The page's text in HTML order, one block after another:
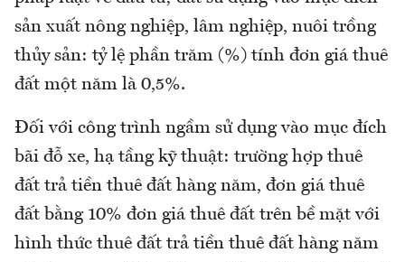
sản xuất nông nghiệp, lâm nghiệp, nuôi trồng
thủy sản: tỷ lệ phần trăm (%) tính đơn giá thuê
đất một năm là 0,5%.
Đối với công trình ngầm sử dụng vào mục đích
bãi đỗ xe, hạ tầng kỹ thuật: trường hợp thuê
đất trả tiền thuê đất hàng năm, đơn giá thuê
đất bằng 10% đơn giá thuê đất trên bề mặt với
hình thức thuê đất trả tiền thuê đất hàng năm